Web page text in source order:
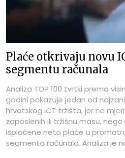
Plaće otkrivaju novu
segmentu računala
Analiza TOP 100 tvrtki prema
godini pokazuje jedan od
hrvatskog ICT tržišta, jer ne
zaposlenih ili tržišnu masu,
isplaćene neto plaće u
segmenta računala. Analiza je